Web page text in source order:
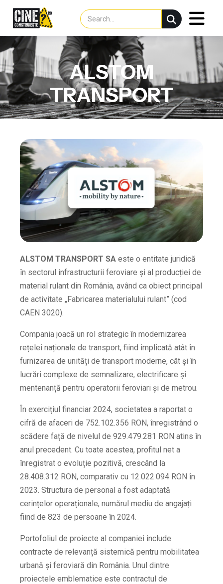
ALSTOM
TRANSPORT
ALSTOM TRANSPORT SA este o entitate juridică
în sectorul infrastructurii feroviare și al producției de
material rulant din România, având ca obiect principal
de activitate „Fabricarea materialului rulant” (cod
CAEN 3020).
Compania joacă un rol strategic în modernizarea
rețelei naționale de transport, fiind implicată atât în
furnizarea de unități de transport moderne, cât și în
lucrări complexe de semnalizare, electrificare și
mentenanță pentru operatorii feroviari și de metrou.
În exercițiul financiar 2024, societatea a raportat o
cifră de afaceri de 752.102.356 RON, înregistrând o
scădere față de nivelul de 929.479.281 RON atins în
anul precedent. Cu toate acestea, profitul net a
înregistrat o evoluție pozitivă, crescând la
28.408.312 RON, comparativ cu 12.022.094 RON în
2023. Structura de personal a fost adaptată
cerințelor operaționale, numărul mediu de angajați
fiind de 823 de persoane în 2024.
Portofoliul de proiecte al companiei include
contracte de relevanță sistemică pentru mobilitatea
urbană și feroviară din România. Unul dintre
proiectele emblematice este contractul de